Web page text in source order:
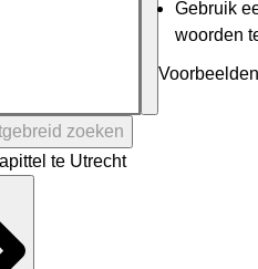
Gebruik
woorden
zoeken
te Utrecht